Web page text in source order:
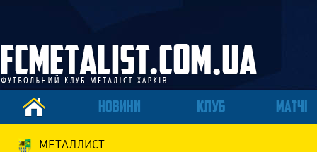
НОВИНИ КЛУБ МАТЧІ
МЕТАЛЛИСТ